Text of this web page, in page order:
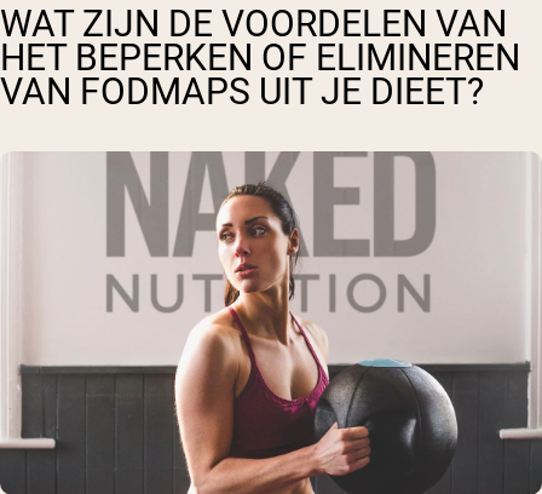
WAT ZIJN DE VOORDELEN VAN
HET BEPERKEN OF ELIMINEREN
VAN FODMAPS UIT JE DIEET?